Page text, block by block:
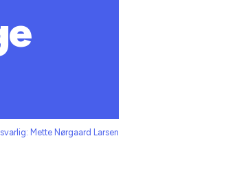
Mette Nørgaard Larsen